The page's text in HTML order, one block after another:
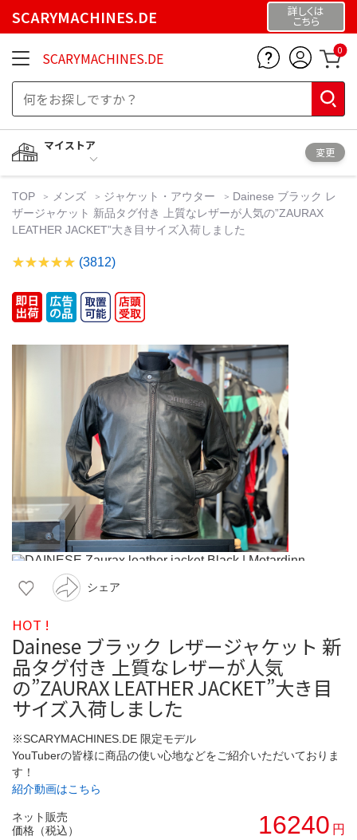
SCARYMACHINES.DE 詳しくは
こちら
SCARYMACHINES.DE 0
マイストア
変更
TOP メンズ ジャケット・アウター
Dainese ブラック レ
ザージャケット 新品タグ付き 上質なレザーが人気の”ZAURAX
LEATHER JACKET”大き目サイズ入荷しました
(3812)
シェア
HOT !
Dainese ブラック レザージャケット 新
品タグ付き 上質なレザーが人気
の”ZAURAX LEATHER JACKET”大き目
サイズ入荷しました
※SCARYMACHINES.DE 限定モデル
YouTuberの皆様に商品の使い心地などをご紹介いただいておりま
す！
紹介動画はこちら
ネット販売
価格（税込）
16240 円